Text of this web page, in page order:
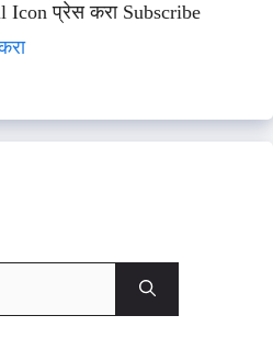
Icon प्रेस करा Subscribe